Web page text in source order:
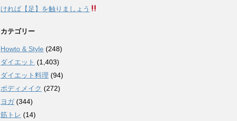
ければ【足】を触りましょう
カテゴリー
Howto & Style (248)
ダイエット (1,403)
ダイエット料理 (94)
ボディメイク (272)
ヨガ(344)
筋トレ (14)